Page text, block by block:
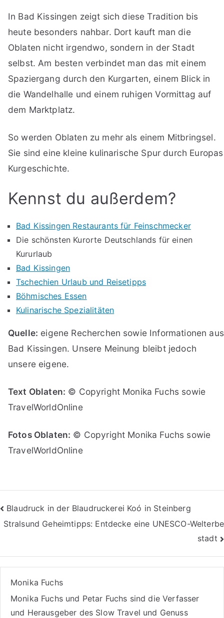
In Bad Kissingen zeigt sich diese Tradition bis
heute besonders nahbar. Dort kauft man die
Oblaten nicht irgendwo, sondern in der Stadt
selbst. Am besten verbindet man das mit einem
Spaziergang durch den Kurgarten, einem Blick in
die Wandelhalle und einem ruhigen Vormittag auf
dem Marktplatz.
So werden Oblaten zu mehr als einem Mitbringsel.
Sie sind eine kleine kulinarische Spur durch Europas
Kurgeschichte.
Kennst du außerdem?
Bad Kissingen Restaurants für Feinschmecker
Die schönsten Kurorte Deutschlands für einen
Kururlaub
Bad Kissingen
Tschechien Urlaub und Reisetipps
Böhmisches Essen
Kulinarische Spezialitäten
Quelle: eigene Recherchen sowie Informationen aus
Bad Kissingen. Unsere Meinung bleibt jedoch
unsere eigene.
Text Oblaten: © Copyright Monika Fuchs sowie
TravelWorldOnline
Fotos Oblaten: © Copyright Monika Fuchs sowie
TravelWorldOnline
Beitragsnavigation
Blaudruck in der Blaudruckerei Koó in Steinberg
Stralsund Geheimtipps: Entdecke eine UNESCO-Welterbe
stadt
Monika Fuchs
Monika Fuchs und Petar Fuchs sind die Verfasser
und Herausgeber des Slow Travel und Genuss